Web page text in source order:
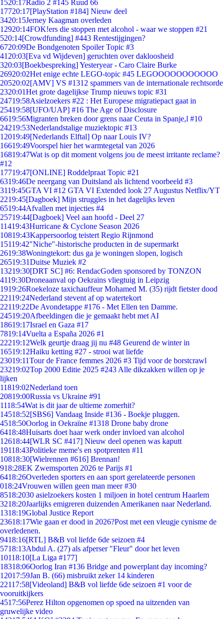
1520:17Radio 2 #145 Ruud 66
17720:17[PlayStation #184] Nieuw deel
3420:15Jerney Kaagman overleden
12920:14FOK!ers die stoppen met alcohol - waar we stoppen #21
520:14[Crowdfunding] #443 Rentestijgingen?
6720:09De Bondgenoten Spoiler Topic #3
41 20:03[Eva vd Wijdeven] geruchten over dakloosheid
320:03[Boekbespreking] Yesteryear - Caro Claire Burke
26920:02Het enige echte LEGO-topic #45 LEGOOOOOOOOOOO
20520:02[AMV] VS #1312 spammers van de internationale rechtsorde
2320:01Het grote dagelijkse Trump nieuws topic #31
24719:58Asielzoekers #22 : Het Europese migratiepact gaat in
25419:58[UFO/UAP] #16 The Age of Disclosure
6619:56Migranten breken door grens naar Ceuta in Spanje,l #10
24219:53Nederlandstalige muziektopic #13
12019:49[Nederlands Elftal] Op naar Louis IV?
16619:49Voorspel hier het warmtegetal van 2026
16819:47Wat is op dit moment volgens jou de meest irritante reclame?
#12
17719:47[ONLINE] Roddelpraat Topic #21
6319:46De neergang van Duitsland als lichtend voorbeeld #3
3119:45GTA VI #12 GTA VI Extended look 27 Augustus Netflix/YT
2219:45[Dagboek] Mijn struggles in het dagelijks leven
6519:44Afvallen met injecties #4
25719:44[Dagboek] Veel aan hoofd - Deel 27
11419:43Hurricane & Cyclone Season 2026
10819:43Kappersoorlog teistert Regio Rijnmond
15119:42"Niche"-historische producten in de supermarkt
2619:38Woningtekort: dus ga je woningen slopen, logisch
26519:31Duitse Muziek #2
13219:30[DRT SC] #6: RendacGoden sponsored by TONZON
4119:30Droneaanval op Oekrains vliegtuig in Leipzig
1919:26Roekeloze taxichauffeur Mohamed M. (35) rijdt fietster dood
22119:24Nederland stevent af op watertekort
22119:22De Avondetappe #176 - Met Ellen ten Damme.
24519:20Afbeeldingen die je gemaakt hebt met AI
18619:17Israel en Gaza #17
7819:14Vuelta a España 2026 #1
22219:12Welk geurtje draag jij nu #48 Geurend de winter in
16519:12Haiku ketting #27 - strooi wat liefde
23019:11Tour de France femmes 2026 #3 Tijd voor de borstcrawl
23219:02Top 2000 Editie 2025 #243 Alle dikzakken willen op je
lijken
11819:02Nederland toen
20819:00Russia vs Ukraine #91
1118:54Wat is dit jaar de ultieme zomerhit?
14518:52[SBS6] Vandaag Inside #136 - Boekje pluggen.
4518:50Oorlog in Oekraïne #1318 Drone baby drone
6418:48Huisarts doet haar werk onder invloed van alcohol
12618:44[WLR SC #417] Nieuw deel openen was kaputt
19118:43Politieke meme's en spotprenten #11
10818:30[Wielrennen #616] Brennan!
918:28EK Zwemsporten 2026 te Parijs #1
6418:26Overleden sporters en aan sport gerelateerde personen
018:24Vrouwen willen geen man meer #30
8518:2030 asielzoekers kosten 1 miljoen in hotel centrum Haarlem
3218:20Jaarlijks emigreren duizenden Amerikanen naar Nederland.
1318:19Global Justice Report
23618:17Wie gaan er dood in 2026?Post met een vleugje cynisme de
overledenen.
9418:16[RTL] B&B vol liefde 6de seizoen #4
5718:13Abdul A. (27) als afperser "Fleur" door het leven
10118:10[La Liga #177]
18318:06Oorlog Iran #136 Bridge and powerplant day incoming?
12017:59Jan B. (66) misbruikt zeker 14 kinderen
22117:58[Videoland] B&B vol liefde 6de seizoen #1 voor de
vooruitkijkers
4517:56Perez Hilton opgenomen op spoed na uitzenden van
gruwelijke video